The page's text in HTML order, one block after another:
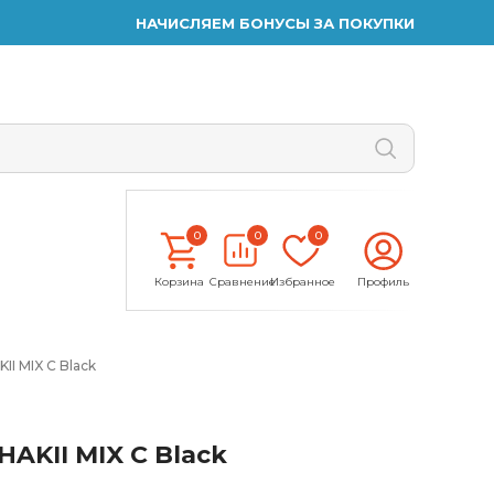
НАЧИСЛЯЕМ БОНУСЫ ЗА ПОКУПКИ
0
Корзина
0
Сравнение
0
Избранное Профиль
MIX C Black
MIX C Black